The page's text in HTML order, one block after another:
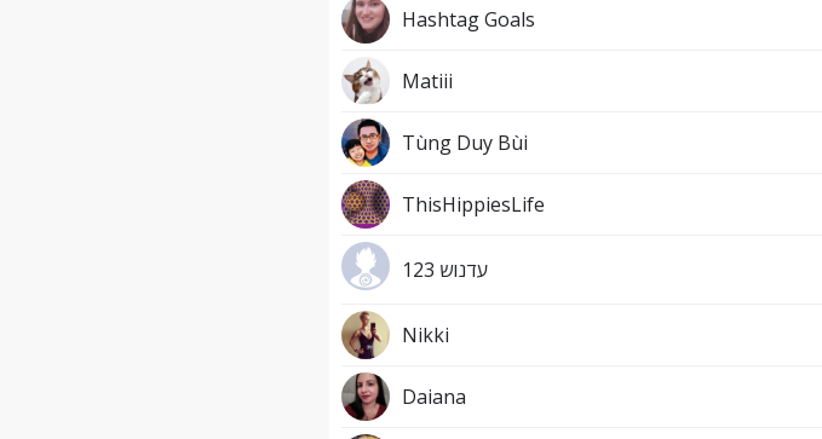
Hashtag Goals
Matiii
Tùng Duy Bùi
ThisHippiesLife
עדנוש 123
Nikki
Daiana